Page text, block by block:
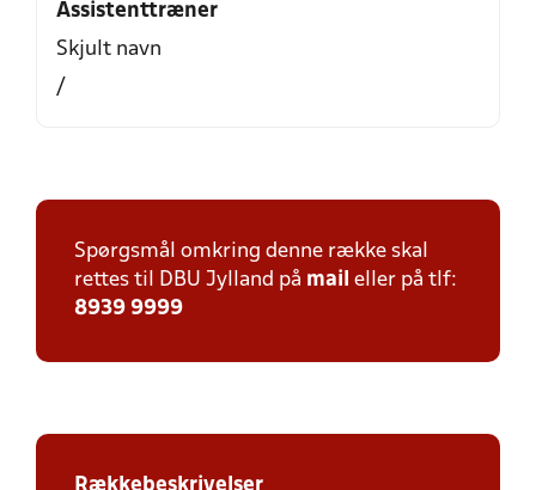
Assistenttræner
Skjult navn
/
Spørgsmål omkring denne række skal
rettes til DBU Jylland på mail eller på tlf:
8939 9999
Rækkebeskrivelser